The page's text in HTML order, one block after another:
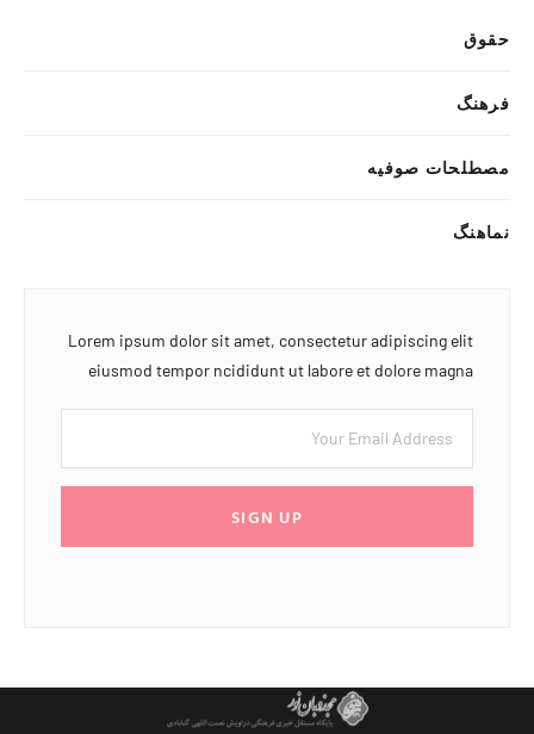
حقوق
فرهنگ
مصطلحات صوفیه
نماهنگ
Lorem ipsum dolor sit amet, consectetur adipiscing elit
eiusmod tempor ncididunt ut labore et dolore magna
SIGN UP